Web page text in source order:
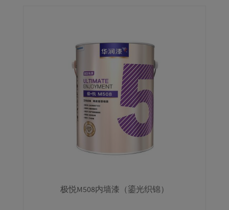
极悦M508内墙漆（鎏光织锦）